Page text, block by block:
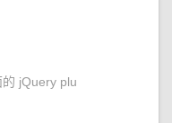
jQuery plu